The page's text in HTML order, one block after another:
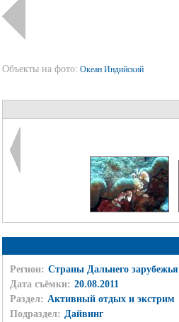
Объекты на фото: Океан Индийский
Регион: Страны Дальнего зарубежья
Дата съёмки: 20.08.2011
Раздел: Активный отдых и экстрим
Подраздел: Дайвинг